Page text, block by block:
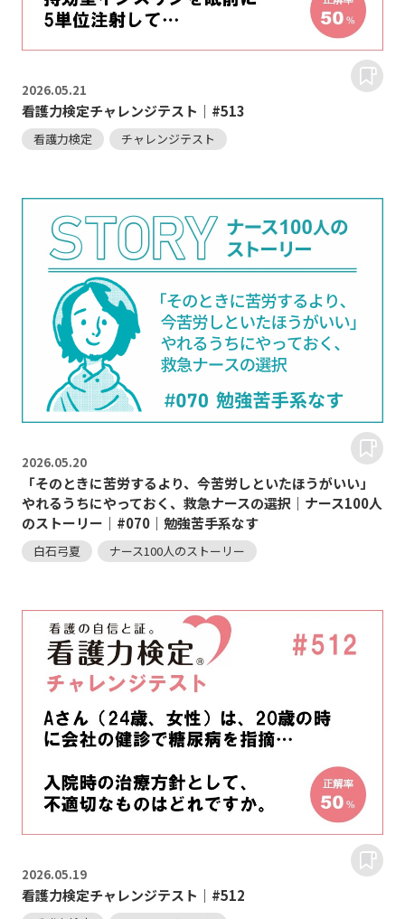
2026.05.21
看護力検定チャレンジテスト｜#513
看護力検定 チャレンジテスト
2026.05.20
「そのときに苦労するより、今苦労しといたほうがいい」
やれるうちにやっておく、救急ナースの選択｜ナース100人
のストーリー｜#070｜勉強苦手系なす
白石弓夏 ナース100人のストーリー
2026.05.19
看護力検定チャレンジテスト｜#512